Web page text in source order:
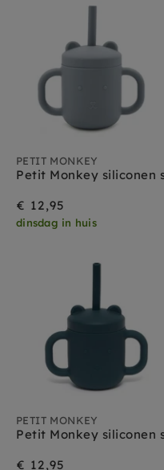
PETIT MONKEY
€ 12,95
dinsdag in huis
PETIT MONKEY
€ 12,95